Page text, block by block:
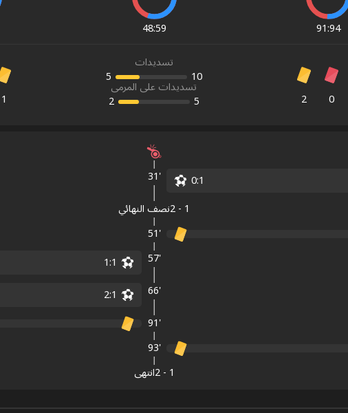
91:94
48:59
1
تسديدات
5 10تسديدات على المرمى
2 5 2 0
31' 0:1
نصف النهائي2-1
51'
57'
1:1
66'
2:1
91'
93'
انتهى2-1